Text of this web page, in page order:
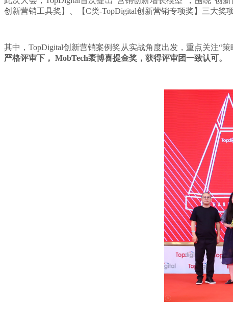
创新营销工具奖】、【C类-TopDigital创新营销专项奖】三大奖
其中，TopDigital创新营销案例奖从实战角度出发，重点关注“策
严格评审下， MobTech袤博喜提金奖，获得评审团一致认可。